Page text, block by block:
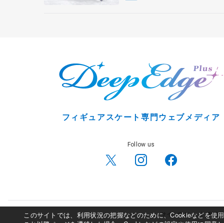
フィギュアスケート専門ウェブメディア
Follow us
サイトポリシー 利用
このサイトでは、利用状況の把握などのために、Cookieなどを使